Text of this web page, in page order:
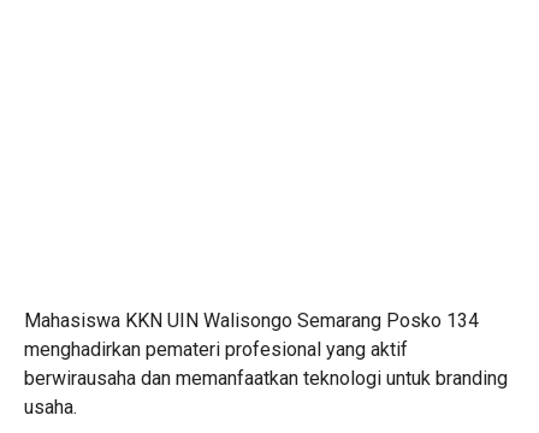
Mahasiswa KKN UIN Walisongo Semarang Posko 134
menghadirkan pemateri profesional yang aktif
berwirausaha dan memanfaatkan teknologi untuk branding
usaha.